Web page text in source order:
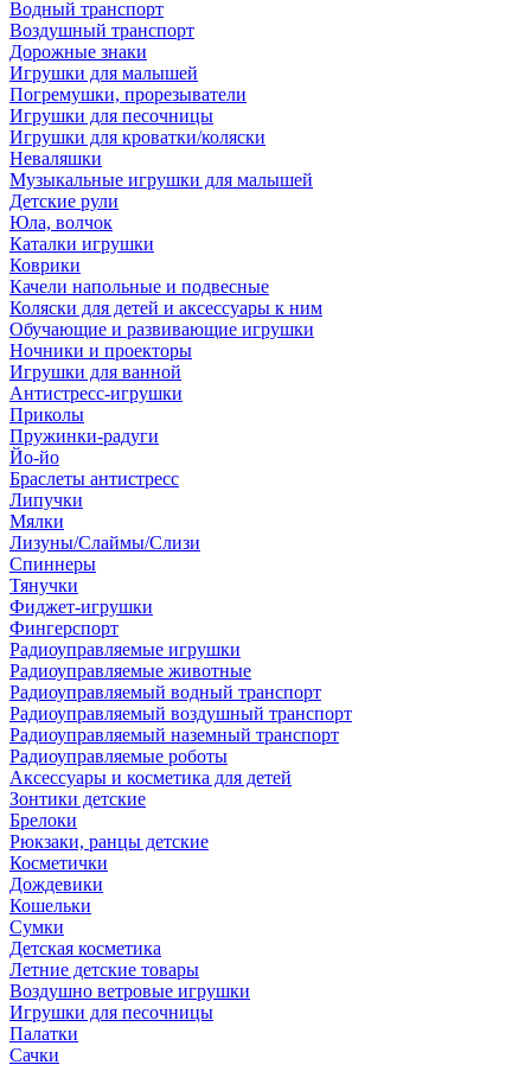
Водный транспорт
Воздушный транспорт
Дорожные знаки
Игрушки для малышей
Погремушки, прорезыватели
Игрушки для песочницы
Игрушки для кроватки/коляски
Неваляшки
Музыкальные игрушки для малышей
Детские рули
Юла, волчок
Каталки игрушки
Коврики
Качели напольные и подвесные
Коляски для детей и аксессуары к ним
Обучающие и развивающие игрушки
Ночники и проекторы
Игрушки для ванной
Антистресс-игрушки
Приколы
Пружинки-радуги
Йо-йо
Браслеты антистресс
Липучки
Мялки
Лизуны/Слаймы/Слизи
Спиннеры
Тянучки
Фиджет-игрушки
Фингерспорт
Радиоуправляемые игрушки
Радиоуправляемые животные
Радиоуправляемый водный транспорт
Радиоуправляемый воздушный транспорт
Радиоуправляемый наземный транспорт
Радиоуправляемые роботы
Аксессуары и косметика для детей
Зонтики детские
Брелоки
Рюкзаки, ранцы детские
Косметички
Дождевики
Кошельки
Сумки
Детская косметика
Летние детские товары
Воздушно ветровые игрушки
Игрушки для песочницы
Палатки
Сачки